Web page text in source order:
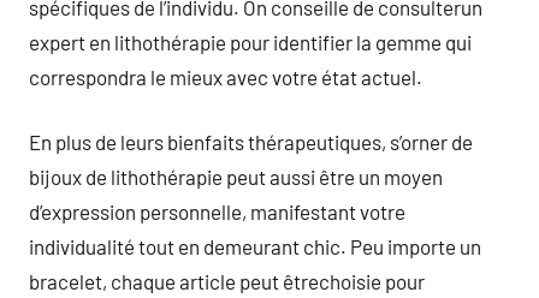
spécifiques de l’individu. On conseille de consulterun
expert en lithothérapie pour identifier la gemme qui
correspondra le mieux avec votre état actuel.
En plus de leurs bienfaits thérapeutiques, s’orner de
bijoux de lithothérapie peut aussi être un moyen
d’expression personnelle, manifestant votre
individualité tout en demeurant chic. Peu importe un
bracelet, chaque article peut êtrechoisie pour